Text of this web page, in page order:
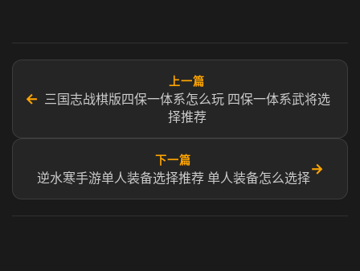
←
上一篇
三国志战棋版四保一体系怎么玩 四保一体系武将选
择推荐
下一篇
逆水寒手游单人装备选择推荐 单人装备怎么选择
→